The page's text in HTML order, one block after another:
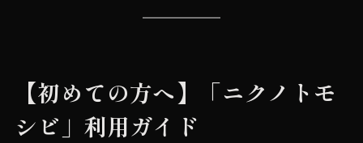
【初めての方へ】「ニクノトモ
シビ」利用ガイド